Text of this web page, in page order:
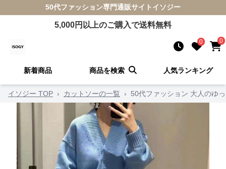
50代ファッション専門通販サイト イソジー
5,000円以上のご購入で送料無料
0 0
新着商品 商品を検索 人気ランキング
イソジー TOP › カットソーの一覧 › 50代ファッション 大人のゆ